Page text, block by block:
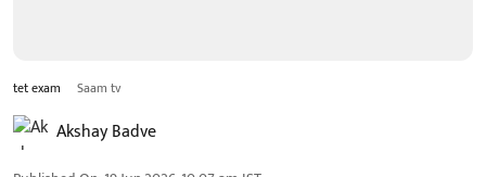
tet exam Saam tv
Akshay Badve